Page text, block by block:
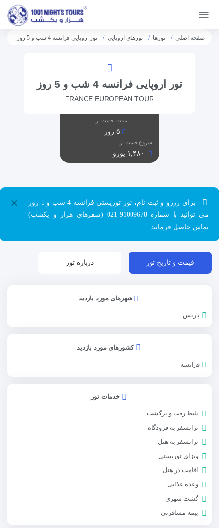
صفحه اصلی تورها تورهای اروپایی تور اروپایی فرانسه 4 شب و 5 روز
تور اروپایی فرانسه 4 شب و 5 روز
FRANCE EUROPEAN TOUR
مدت اقامت از
۵ روز
شروع قیمت از
۱,۴۸۰ یورو
×
برای رزرو و ثبت نام، تور توریستی فرانسه 4 شب و 5 روز
می توانید با شماره 91009678-021 (سفرهای هزار و یکشب)
تماس حاصل فرمایید.
قیمت و تاریخ تور درباره تور
شهرهای مورد بازدید
پاریس
کشورهای مورد بازدید
فرانسه
خدمات تور
بلیط رفت و برگشت
ترانسفر به فرودگاه
ترانسفر به هتل
ویزای توریستی
اقامت در هتل
وعده غذایی
گشت شهری
بیمه مسافرتی